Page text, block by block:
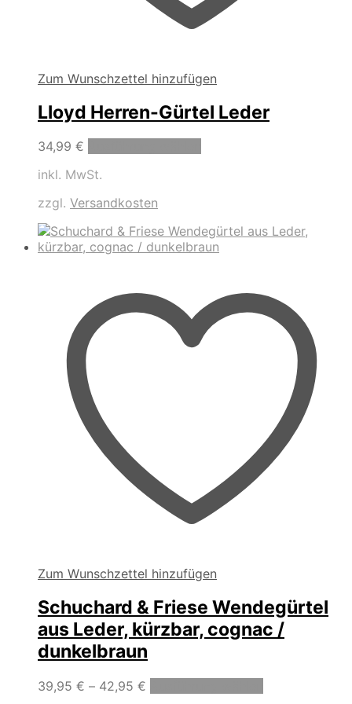
Zum Wunschzettel hinzufügen
Lloyd Herren-Gürtel Leder
34,99 €
auf.
Die
Optionen
der
Produktseite
gewählt
inkl. MwSt.
zzgl. Versandkosten
Zum Wunschzettel hinzufügen
Schuchard & Friese Wendegürtel
aus Leder, kürzbar, cognac /
dunkelbraun
39,95 € – 42,95 €